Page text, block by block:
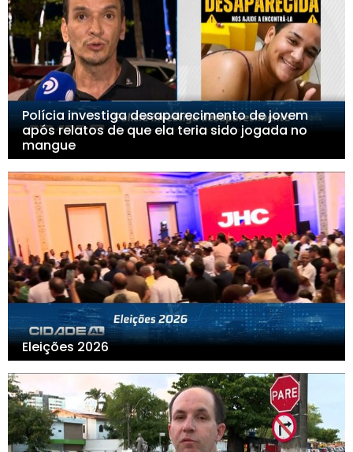
Polícia investiga desaparecimento de jovem
após relatos de que ela teria sido jogada no
mangue
Eleições 2026